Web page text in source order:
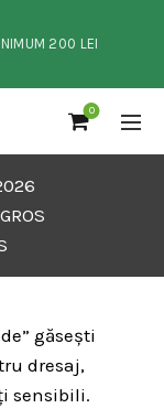
200 LEI
0
găsești
dresaj,
sensibili.